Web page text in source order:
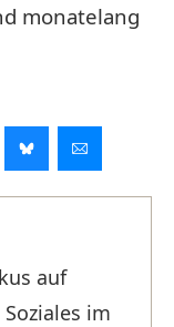
monatelang
auf
im